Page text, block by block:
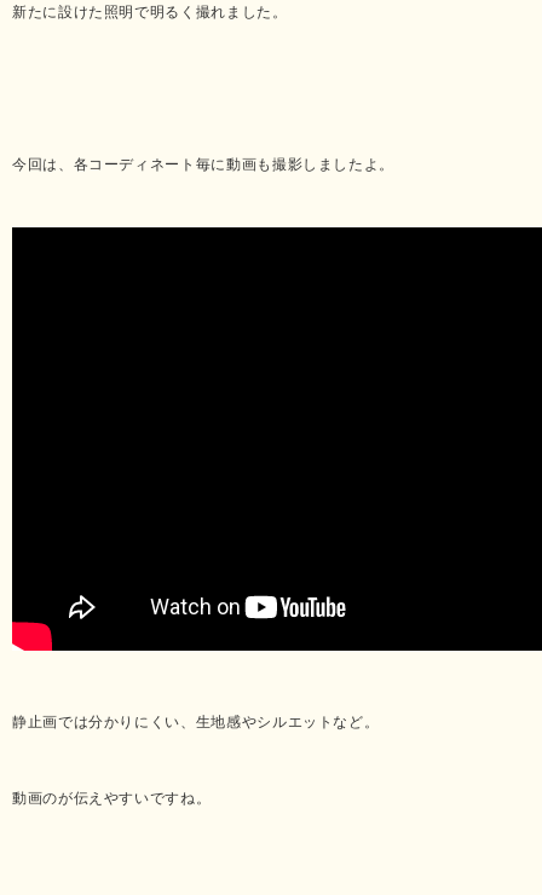
新たに設けた照明で明るく撮れました。
今回は、各コーディネート毎に動画も撮影しましたよ。
静止画では分かりにくい、生地感やシルエットなど。
動画のが伝えやすいですね。